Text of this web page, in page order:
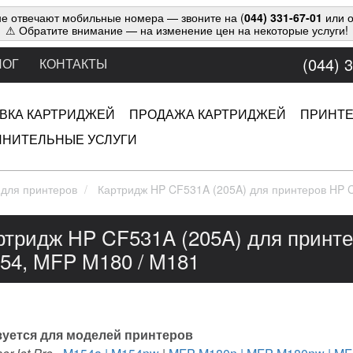
отвечают мобильные номера — звоните на (044) 331-67-01 или
⚠ Обратите внимание — на изменение цен на некоторые услуги!
КОНТАКТЫ (044)
КАРТРИДЖЕЙ ПРОДАЖА КАРТРИДЖЕЙ
УСЛУГИ
принтеров Картридж HP CF531A (205A) для принтеров
HP CF531A (205A) для
MFP M180 / M181
для моделей принтеров